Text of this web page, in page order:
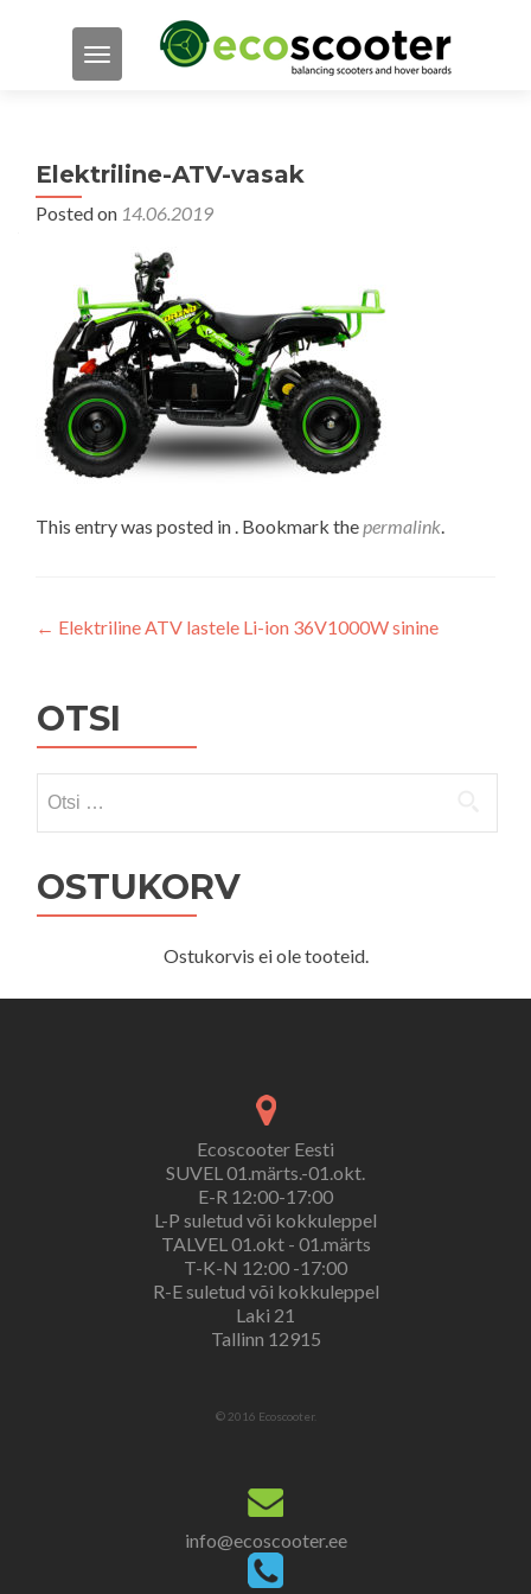
TOGGLE NAVIGATION
Elektriline-ATV-vasak
Posted on 14.06.2019
This entry was posted in . Bookmark thepermalink.
Navigeerimine
← Elektriline ATV lastele Li-ion 36V1000W sinine
OTSI
OSTUKORV
Ostukorvis ei ole tooteid.
Ecoscooter Eesti
SUVEL 01.märts.-01.okt.
E-R 12:00-17:00
L-P suletud või kokkuleppel
TALVEL 01.okt - 01.märts
T-K-N 12:00 -17:00
R-E suletud või kokkuleppel
Laki 21
Tallinn 12915
© 2016 Ecoscooter.
info@ecoscooter.ee